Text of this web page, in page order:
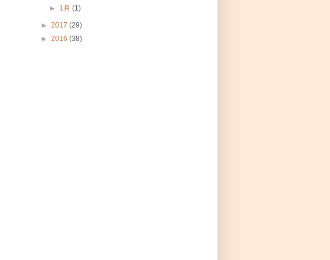
► 1月(1)
► 2017 (29)
► 2016 (38)